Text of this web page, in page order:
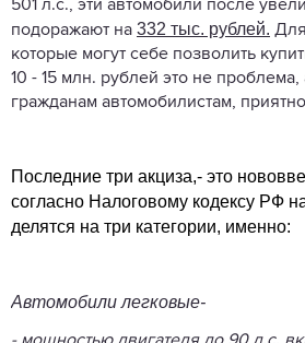
501 л.с., эти автомобили после
подоражают на 332 тыс. рублей.
которые могут себе позволить
10 - 15 млн. рублей это не проблема,
гражданам автомобилистам,
Последние три акциза,- это
согласно Налоговому кодексу РФ
делятся на три категории, именно:
Автомобили легковые-